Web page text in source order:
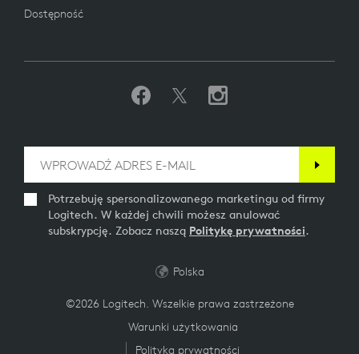
Dostępność
Potrzebuję spersonalizowanego marketingu od firmy
Logitech. W każdej chwili możesz anulować
subskrypcję. Zobacz naszą Politykę prywatności.
©2026 Logitech. Wszelkie prawa zastrzeżone
Warunki użytkowania
Polityka prywatności
Polska